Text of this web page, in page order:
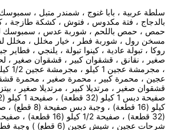
بالدجاج ، فتة مكدوس ، فتوش ، كشكة طازجة ،
مسخن رول ، شوربة فطر ، خيار مخلل ، مخلل
روكا ، تبولة عادية ، كينوا تبولة ، يلنجي ، فطاير
صغير ، نقانق ، قشقوان كبير ، قشقوان صغير ،
،
عجين ، محمرة كبير ، محمرة صغير ، محمرة
قشقوان صغير ، مرتديلا كبير ، مرتديلا صغير ،